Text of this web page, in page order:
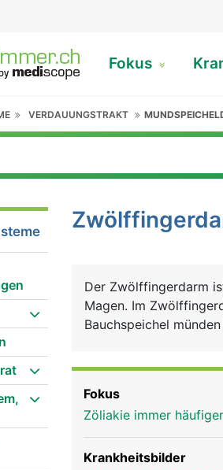
Fokus
VERDAUUNGSTRAKT
Der Zwölffingerdarm
Magen. Im
Bauchspeichel münden
Fokus
Zöliakie immer häufiger
Krankheitsbilder